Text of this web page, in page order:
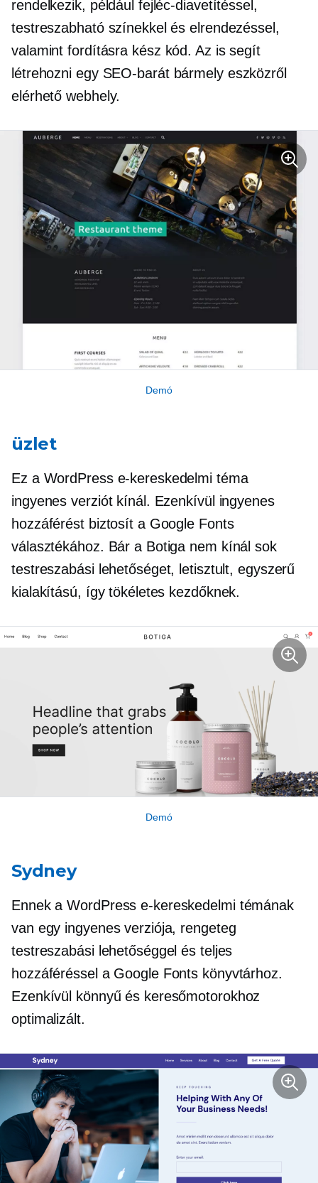
rendelkezik, például fejléc-diavetítéssel,
testreszabható színekkel és elrendezéssel,
valamintfordításra kész kód. Az is segít
létrehozni egy SEO-barátbármely eszközről
elérhető webhely.
Demó
üzlet
Ez a WordPress e-kereskedelmi téma
ingyenes verziót kínál. Ezenkívül ingyenes
hozzáférést biztosít a Google Fonts
választékához. Bár a Botiga nem kínál sok
testreszabási lehetőséget, letisztult, egyszerű
kialakítású, így tökéletes kezdőknek.
Demó
Sydney
Ennek a WordPress e-kereskedelmi témának
van egy ingyenes verziója, rengeteg
testreszabási lehetőséggel és teljes
hozzáféréssel a Google Fonts könyvtárhoz.
Ezenkívül könnyű és keresőmotorokhoz
optimalizált.